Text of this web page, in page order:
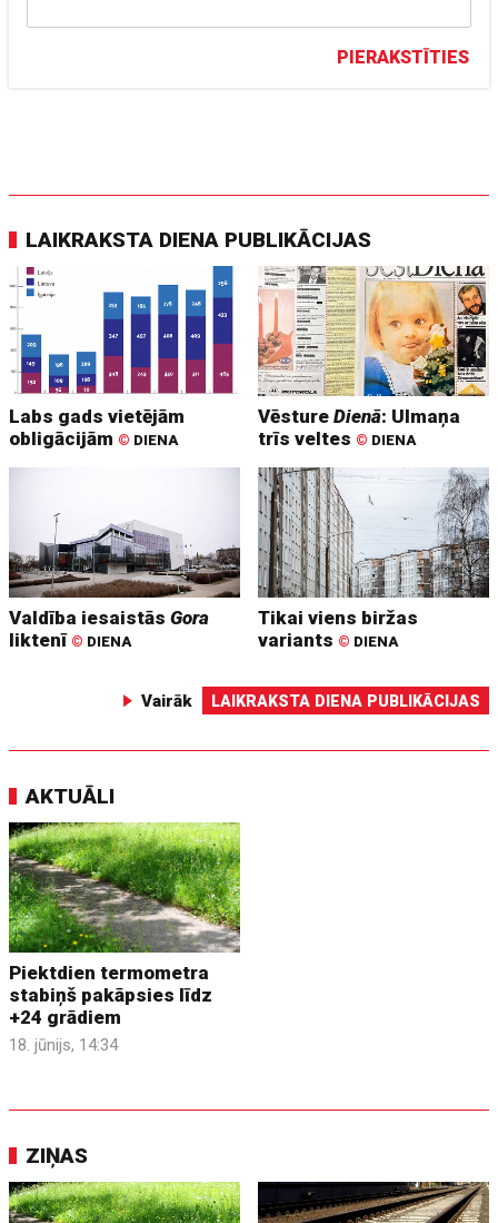
PIERAKSTĪTIES
LAIKRAKSTA DIENA PUBLIKĀCIJAS
Labs gads vietējām
obligācijām © DIENA
VēstureDienā: Ulmaņa
trīs veltes © DIENA
Valdība iesaistāsGora
liktenī © DIENA
Tikai viens biržas
variants © DIENA
Vairāk LAIKRAKSTA DIENA PUBLIKĀCIJAS
AKTUĀLI
Piektdien termometra
stabiņš pakāpsies līdz
+24 grādiem
18. jūnijs, 14:34
ZIŅAS